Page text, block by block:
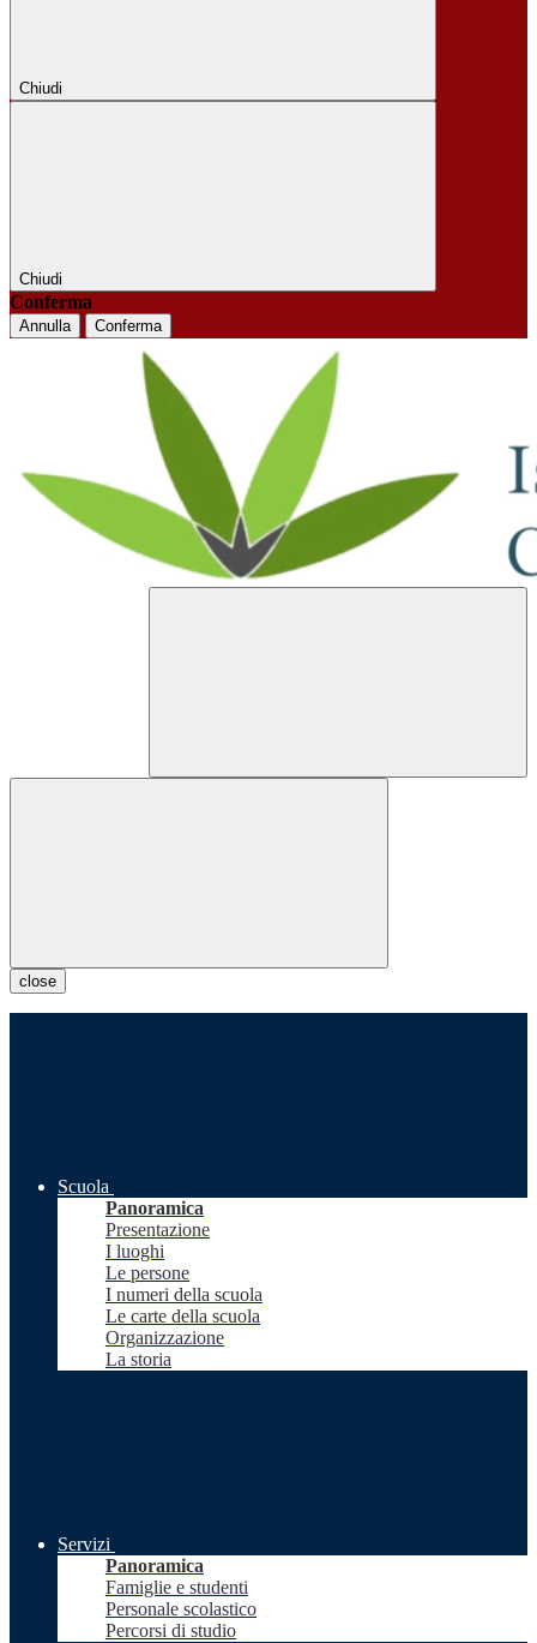
Chiudi
Chiudi
Conferma
Annulla Conferma
close
Scuola
Panoramica
Presentazione
I luoghi
Le persone
I numeri della scuola
Le carte della scuola
Organizzazione
La storia
Servizi
Panoramica
Famiglie e studenti
Personale scolastico
Percorsi di studio